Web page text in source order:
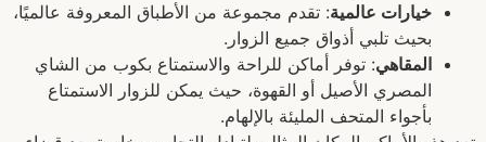
خيارات عالمية: تقدم مجموعة من الأطباق المعروفة عالميًا،
بحيث تلبي أذواق جميع الزوار.
المقاهي: توفر أماكن للراحة والاستمتاع بكوب من الشاي
المصري الأصيل أو القهوة، حيث يمكن للزوار الاستمتاع
بأجواء المتحف المليئة بالإلهام.